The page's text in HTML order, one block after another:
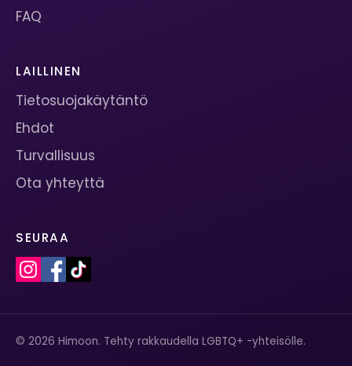
FAQ
LAILLINEN
Tietosuojakäytäntö
Ehdot
Turvallisuus
Ota yhteyttä
SEURAA
© 2026 Himoon. Tehty rakkaudella LGBTQ+ -yhteisölle.